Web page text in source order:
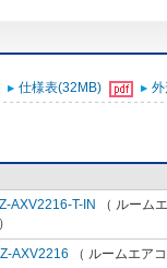
仕様表(32MB)
AXV2216-T-IN
（ ルーム
AXV2216 （ ルームエア